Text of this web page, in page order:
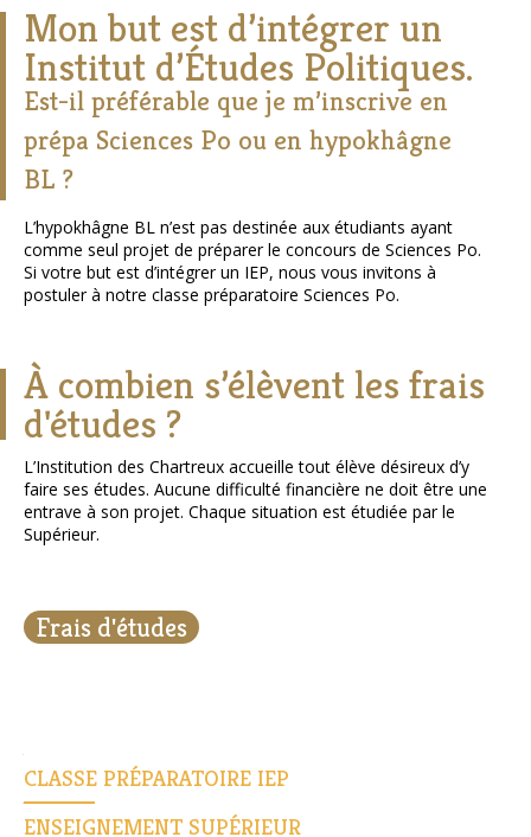
Mon but est d’intégrer un
Institut d’Études Politiques.
Est-il préférable que je m’inscrive en
prépa Sciences Po ou en hypokhâgne
BL ?
L’hypokhâgne BL n’est pas destinée aux étudiants ayant
comme seul projet de préparer le concours de Sciences Po.
Si votre but est d’intégrer un IEP, nous vous invitons à
postuler à notre classe préparatoire Sciences Po.
À combien s’élèvent les frais
d'études ?
L’Institution des Chartreux accueille tout élève désireux d’y
faire ses études. Aucune difficulté financière ne doit être une
entrave à son projet. Chaque situation est étudiée par le
Supérieur.
Frais d'études
CLASSE PRÉPARATOIRE IEP
ENSEIGNEMENT SUPÉRIEUR